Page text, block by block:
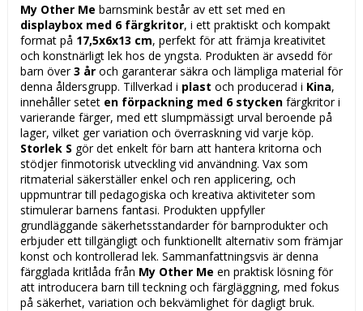
My Other Me barnsmink består av ett set med en
displaybox med 6 färgkritor, i ett praktiskt och kompakt
format på 17,5x6x13 cm, perfekt för att främja kreativitet
och konstnärligt lek hos de yngsta. Produkten är avsedd för
barn över3 år och garanterar säkra och lämpliga material för
denna åldersgrupp. Tillverkad i plast och producerad i Kina,
innehåller setet en förpackning med 6 stycken färgkritor i
varierande färger, med ett slumpmässigt urval beroende på
lager, vilket ger variation och överraskning vid varje köp.
Storlek S gör det enkelt för barn att hantera kritorna och
stödjer finmotorisk utveckling vid användning. Vax som
ritmaterial säkerställer enkel och ren applicering, och
uppmuntrar till pedagogiska och kreativa aktiviteter som
stimulerar barnens fantasi. Produkten uppfyller
grundläggande säkerhetsstandarder för barnprodukter och
erbjuder ett tillgängligt och funktionellt alternativ som främjar
konst och kontrollerad lek. Sammanfattningsvis är denna
färgglada kritlåda från My Other Me en praktisk lösning för
att introducera barn till teckning och färgläggning, med fokus
på säkerhet, variation och bekvämlighet för dagligt bruk.